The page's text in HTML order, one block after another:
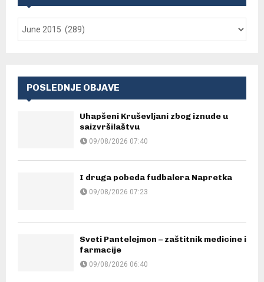
POSLEDNJE OBJAVE
Uhapšeni Kruševljani zbog iznude u
saizvršilaštvu
09/08/2026 07:40
I druga pobeda fudbalera Napretka
09/08/2026 07:23
Sveti Pantelejmon – zaštitnik medicine i
farmacije
09/08/2026 06:40